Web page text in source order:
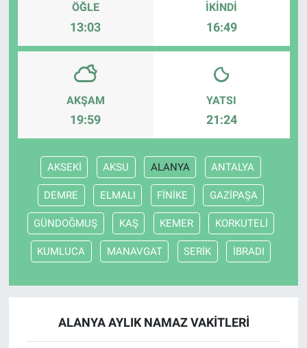
ÖĞLE
13:03
İKINDI
16:49
AKŞAM
19:59
YATSI
21:24
AKSEKİ AKSU ALANYA ANTALYA
DEMRE ELMALI FİNİKE GAZİPAŞA
GÜNDOĞMUŞ KAŞ KEMER KORKUTELİ
KUMLUCA MANAVGAT SERİK İBRADI
ALANYA AYLIK NAMAZ VAKITLERI